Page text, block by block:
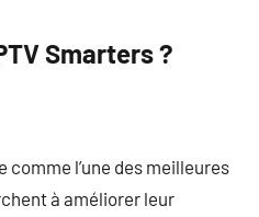
Smarters ?
comme l’une des meilleures
à améliorer leur